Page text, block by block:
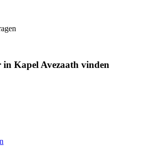
in Kapel Avezaath vinden